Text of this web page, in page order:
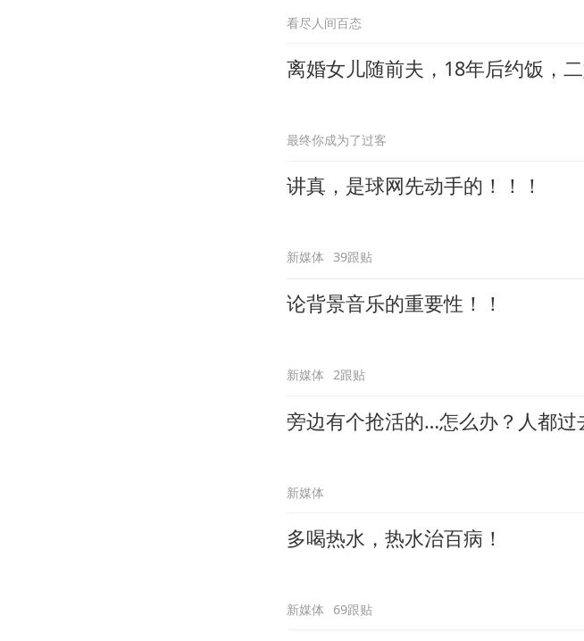
看尽人间百态
离婚女儿随前夫，18年后约饭，
最终你成为了过客
讲真，是球网先动手的！！！
新媒体 39跟贴
论背景音乐的重要性！！
新媒体 2跟贴
旁边有个抢活的…怎么办？人都过
新媒体
多喝热水，热水治百病！
新媒体 69跟贴